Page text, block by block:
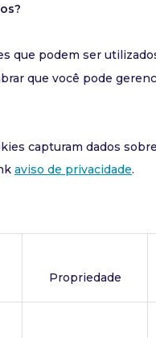
que podem ser
que você pode
capturam dados
aviso de privacidade.
Propriedade